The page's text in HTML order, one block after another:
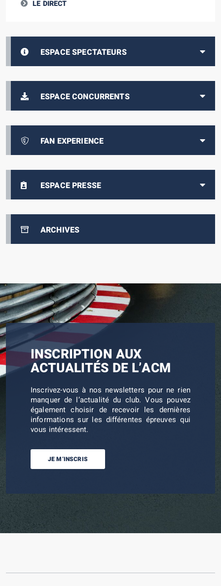
LE DIRECT
ESPACE SPECTATEURS
ESPACE CONCURRENTS
FAN EXPERIENCE
ESPACE PRESSE
ARCHIVES
INSCRIPTION AUX
ACTUALITÉS DE L’ACM
Inscrivez-vous à nos newsletters pour ne rien
manquer de l’actualité du club. Vous pouvez
également choisir de recevoir les dernières
informations sur les différentes épreuves qui
vous intéressent.
JE M’INSCRIS